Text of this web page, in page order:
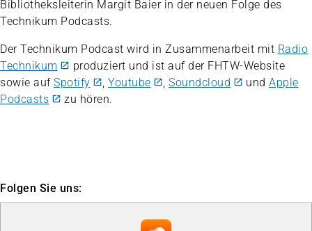
Bibliotheksleiterin Margit Baier in der neuen Folge des
Technikum Podcasts.
Der Technikum Podcast wird in Zusammenarbeit mit Radio
Technikum
produziert und ist auf der FHTW-Website
sowie auf Spotify , Youtube , Soundcloud und Apple
Podcasts
zu hören.
Folgen Sie uns: